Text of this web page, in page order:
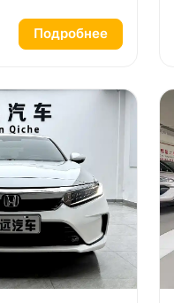
Подробнее